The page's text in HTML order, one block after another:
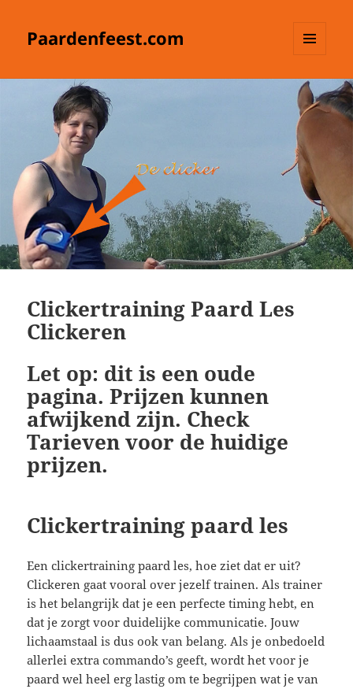
Paardenfeest.com
WIDGETS
Clickertraining Paard Les
Clickeren
Let op: dit is een oude
pagina. Prijzen kunnen
afwijkend zijn. Check
Tarieven voor de huidige
prijzen.
Clickertraining paard les
Een clickertraining paard les, hoe ziet dat er uit?
Clickeren gaat vooral over jezelf trainen. Als trainer
is het belangrijk dat je een perfecte timing hebt, en
dat je zorgt voor duidelijke communicatie. Jouw
lichaamstaal is dus ook van belang. Als je onbedoeld
allerlei extra commando’s geeft, wordt het voor je
paard wel heel erg lastig om te begrijpen wat je van